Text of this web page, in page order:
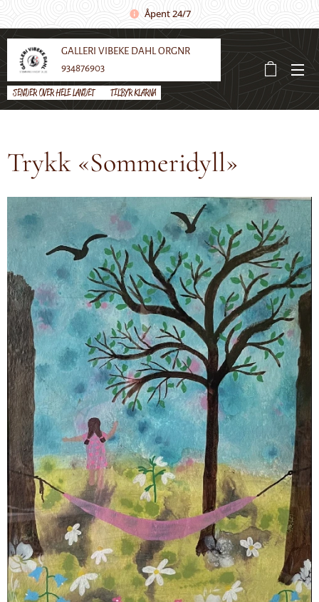
Åpent 24/7
GALLERI VIBEKE DAHL ORGNR
934876903
SENDER OVER HELE LANDET 🌼 TILBYR KLARNA
Trykk «Sommeridyll»